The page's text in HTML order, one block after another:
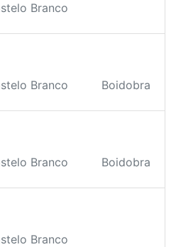
Branco
Branco
Boidobra
Branco
Boidobra
Branco